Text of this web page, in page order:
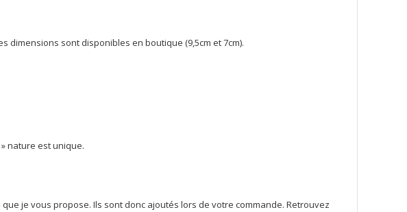
dimensions sont disponibles en boutique (9,5cm et 7cm).
nature est unique.
je vous propose. Ils sont donc ajoutés lors de votre commande. Retrouvez